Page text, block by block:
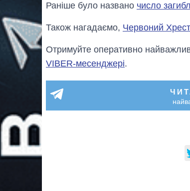
Раніше було названо число
Також нагадаємо, Червоний
Отримуйте оперативно
VIBER-месенджері.